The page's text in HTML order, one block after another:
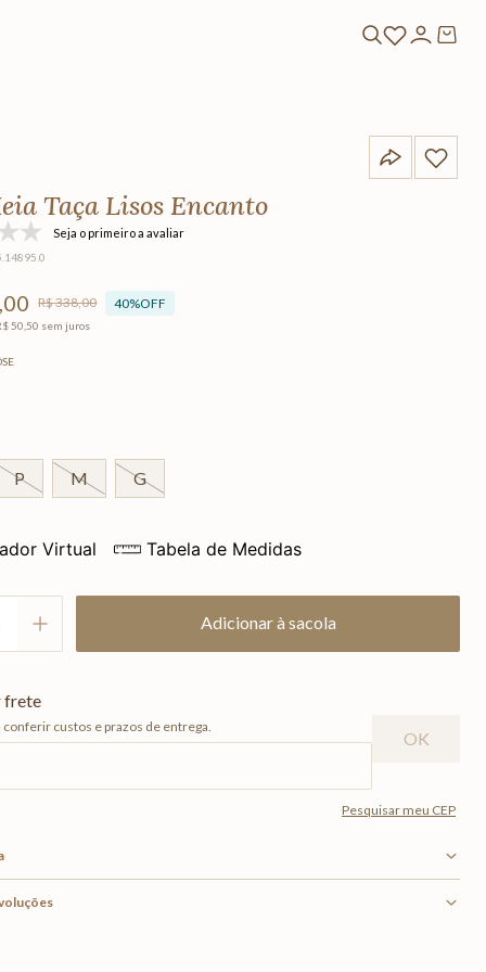
Taça Lisos Encanto
Seja o primeiro a avaliar
,00 R$338,00 40%OFF
50 50 sem juros
P M G
Virtual Tabela de Medidas
Adicionar à sacola